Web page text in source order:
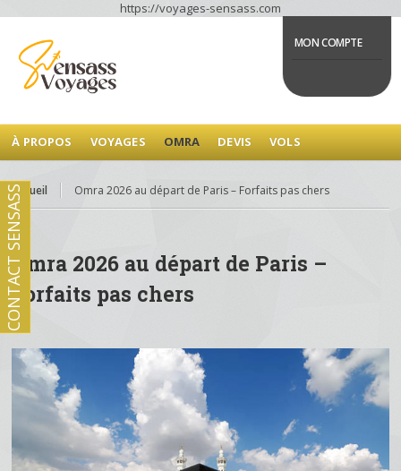
https://voyages-sensass.com
MON COMPTE
À PROPOS VOYAGES OMRA DEVIS VOLS
Accueil Omra 2026 au départ de Paris – Forfaits pas chers
Omra 2026 au départ de Paris –
Forfaits pas chers
CONTACT SENSASS